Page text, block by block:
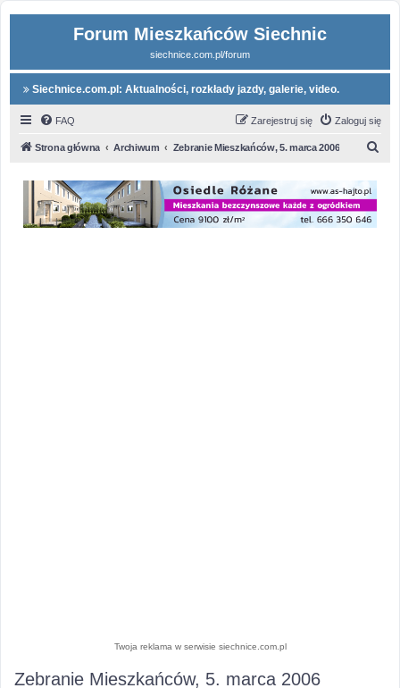
Forum Mieszkańców Siechnic
siechnice.com.pl/forum
Siechnice.com.pl: Aktualności, rozkłady jazdy, galerie, video.
FAQ Zaloguj się
Zarejestruj się
Strona główna Archiwum Zebranie Mieszkańców, 5. marca 2006
Twoja reklama w serwisie siechnice.com.pl
Zebranie Mieszkańców, 5. marca 2006